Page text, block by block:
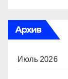
Архив
Июль 2026